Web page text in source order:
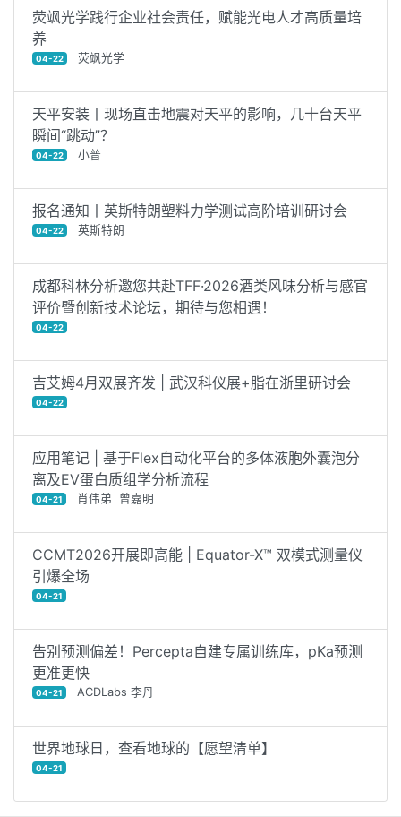
荧飒光学践行企业社会责任，赋能光电人才高质量培
养
04-22 荧飒光学
天平安装丨现场直击地震对天平的影响，几十台天平
瞬间“跳动”？
04-22 小普
报名通知丨英斯特朗塑料力学测试高阶培训研讨会
04-22 英斯特朗
成都科林分析邀您共赴TFF·2026酒类风味分析与感官
评价暨创新技术论坛，期待与您相遇！
04-22
吉艾姆4月双展齐发 | 武汉科仪展+脂在浙里研讨会
04-22
应用笔记 | 基于Flex自动化平台的多体液胞外囊泡分
离及EV蛋白质组学分析流程
04-21 肖伟弟 曾嘉明
CCMT2026开展即高能 | Equator-X™ 双模式测量仪
引爆全场
04-21
告别预测偏差！Percepta自建专属训练库，pKa预测
更准更快
04-21 ACDLabs 李丹
世界地球日，查看地球的【愿望清单】
04-21